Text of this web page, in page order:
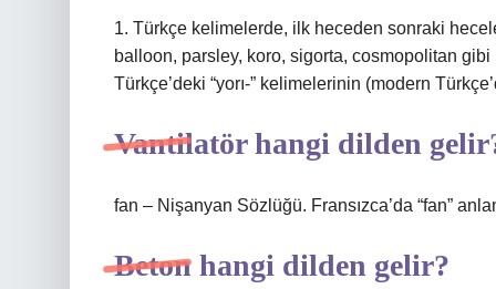
1. Türkçe kelimelerde, ilk heceden sonraki
balloon, parsley, koro, sigorta, cosmopolitan
Türkçe’deki “yorı-” kelimelerinin (modern
Vantilatör hangi dilden
fan – Nişanyan Sözlüğü. Fransızca’da “fan”
Beton hangi dilden gelir?